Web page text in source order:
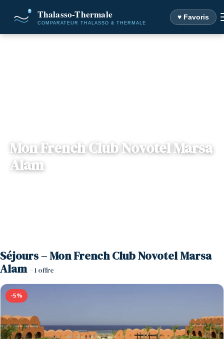
♥ Favoris
Mon French Club Novotel Marsa
Alam
Séjours – Mon French Club Novotel Marsa
Alam – 1 offre
-5%